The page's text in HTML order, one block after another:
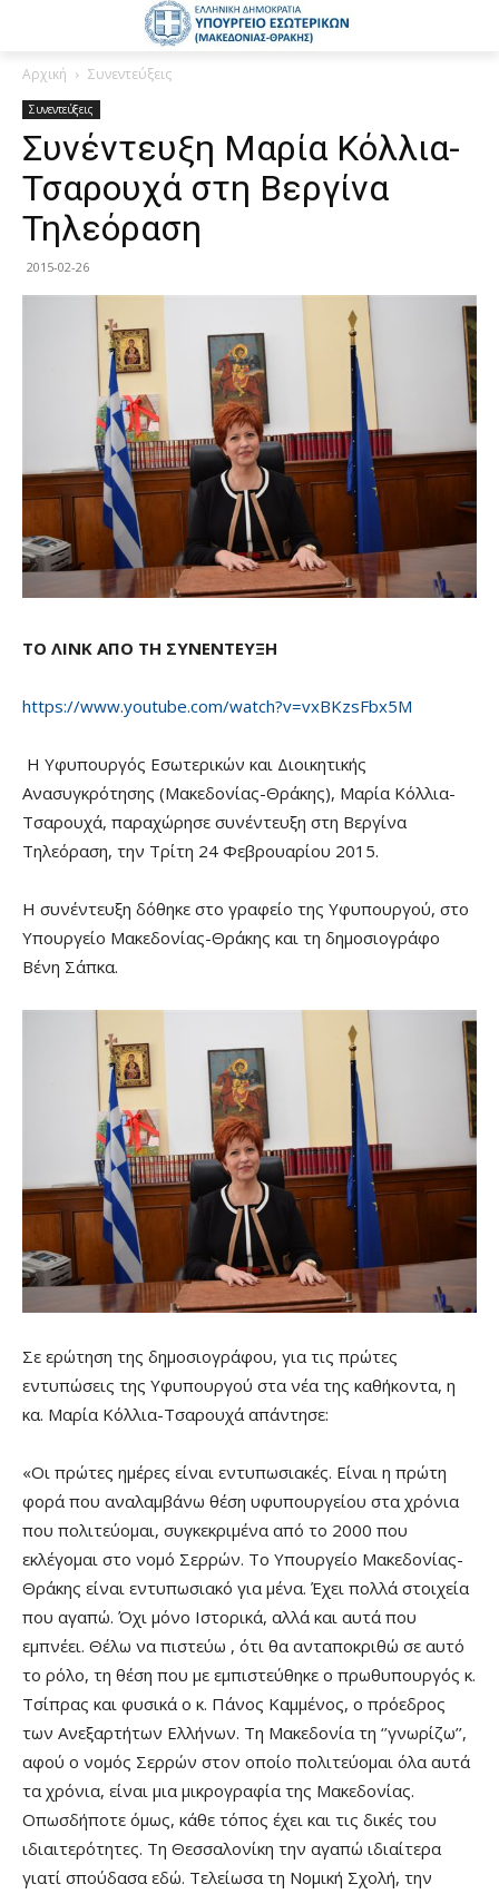
Αρχική Συνεντεύξεις
Συνεντεύξεις
Συνέντευξη Μαρία Κόλλια-
Τσαρουχά στη Βεργίνα
Τηλεόραση
2015-02-26
ΤΟ ΛΙΝΚ ΑΠΟ ΤΗ ΣΥΝΕΝΤΕΥΞΗ
https://www.youtube.com/watch?v=vxBKzsFbx5M
Η Υφυπουργός Εσωτερικών και Διοικητικής
Ανασυγκρότησης (Μακεδονίας-Θράκης), Μαρία Κόλλια-
Τσαρουχά, παραχώρησε συνέντευξη στη Βεργίνα
Τηλεόραση, την Τρίτη 24 Φεβρουαρίου 2015.
Η συνέντευξη δόθηκε στο γραφείο της Υφυπουργού, στο
Υπουργείο Μακεδονίας-Θράκης και τη δημοσιογράφο
Βένη Σάπκα.
Σε ερώτηση της δημοσιογράφου, για τις πρώτες
εντυπώσεις της Υφυπουργού στα νέα της καθήκοντα, η
κα. Μαρία Κόλλια-Τσαρουχά απάντησε:
«Οι πρώτες ημέρες είναι εντυπωσιακές. Είναι η πρώτη
φορά που αναλαμβάνω θέση υφυπουργείου στα χρόνια
που πολιτεύομαι, συγκεκριμένα από το 2000 που
εκλέγομαι στο νομό Σερρών. Το Υπουργείο Μακεδονίας-
Θράκης είναι εντυπωσιακό για μένα. Έχει πολλά στοιχεία
που αγαπώ. Όχι μόνο Ιστορικά, αλλά και αυτά που
εμπνέει. Θέλω να πιστεύω , ότι θα ανταποκριθώ σε αυτό
το ρόλο, τη θέση που με εμπιστεύθηκε ο πρωθυπουργός κ.
Τσίπρας και φυσικά ο κ. Πάνος Καμμένος, ο πρόεδρος
των Ανεξαρτήτων Ελλήνων. Τη Μακεδονία τη ‘’γνωρίζω’’,
αφού ο νομός Σερρών στον οποίο πολιτεύομαι όλα αυτά
τα χρόνια, είναι μια μικρογραφία της Μακεδονίας.
Οπωσδήποτε όμως, κάθε τόπος έχει και τις δικές του
ιδιαιτερότητες. Τη Θεσσαλονίκη την αγαπώ ιδιαίτερα
γιατί σπούδασα εδώ. Τελείωσα τη Νομική Σχολή, την